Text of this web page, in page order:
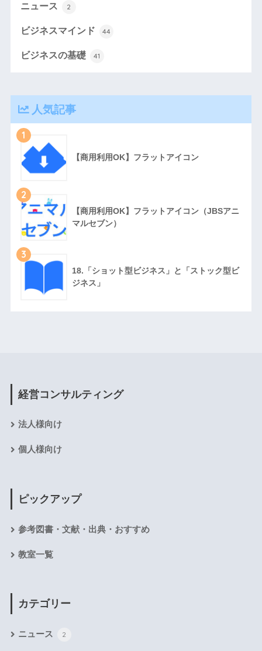
ニュース 2
ビジネスマインド 44
ビジネスの基礎 41
人気記事
1
【商用利用OK】フラットアイコン
2
【商用利用OK】フラットアイコン（JBSアニ
マルセブン）
3
18.「ショット型ビジネス」と「ストック型ビ
ジネス」
経営コンサルティング
法人様向け
個人様向け
ピックアップ
参考図書・文献・出典・おすすめ
教室一覧
カテゴリー
ニュース 2